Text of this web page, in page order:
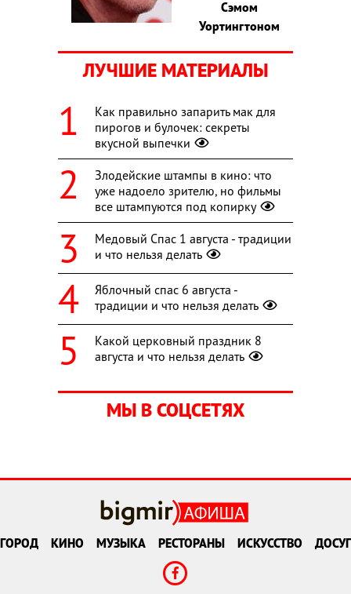
Сэмом
Уортингтоном
ЛУЧШИЕ МАТЕРИАЛЫ
Как правильно запарить мак для
пирогов и булочек: секреты
вкусной выпечки
Злодейские штампы в кино: что
уже надоело зрителю, но фильмы
все штампуются под копирку
Медовый Спас 1 августа - традиции
и что нельзя делать
Яблочный спас 6 августа -
традиции и что нельзя делать
Какой церковный праздник 8
августа и что нельзя делать
МЫ В СОЦСЕТЯХ
ГОРОД КИНО МУЗЫКА РЕСТОРАНЫ ИСКУССТВО ДОСУГ